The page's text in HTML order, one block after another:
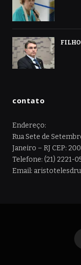
contato
Endereço:
Rua Sete de
Janeiro – RJ CEP:
Telefone: (21) 2221-
Email: